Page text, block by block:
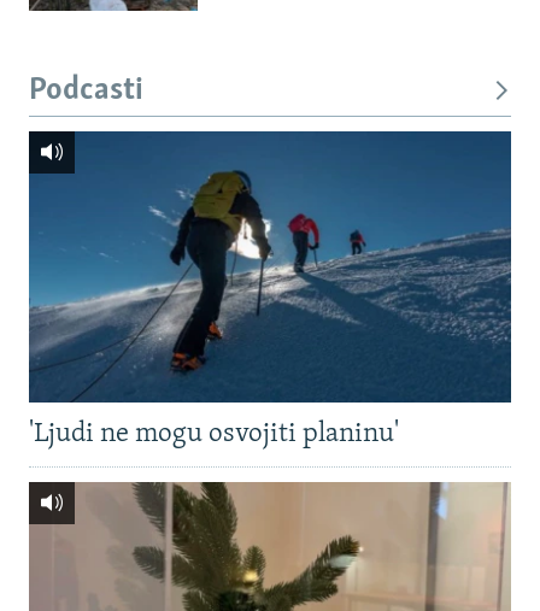
Podcasti
'Ljudi ne mogu osvojiti planinu'